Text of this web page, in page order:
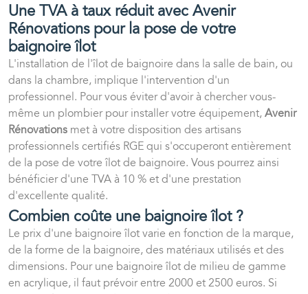
Une TVA à taux réduit avec Avenir
Rénovations pour la pose de votre
baignoire îlot
L'installation de l'îlot de baignoire dans la salle de bain, ou
dans la chambre, implique l'intervention d'un
professionnel. Pour vous éviter d'avoir à chercher vous-
même un plombier pour installer votre équipement,Avenir
Rénovations met à votre disposition des artisans
professionnels certifiés RGE qui s'occuperont entièrement
de la pose de votre îlot de baignoire. Vous pourrez ainsi
bénéficier d'une TVA à 10 % et d'une prestation
d'excellente qualité.
Combien coûte une baignoire îlot ?
Le prix d'une baignoire îlot varie en fonction de la marque,
de la forme de la baignoire, des matériaux utilisés et des
dimensions. Pour une baignoire îlot de milieu de gamme
en acrylique, il faut prévoir entre 2000 et 2500 euros. Si